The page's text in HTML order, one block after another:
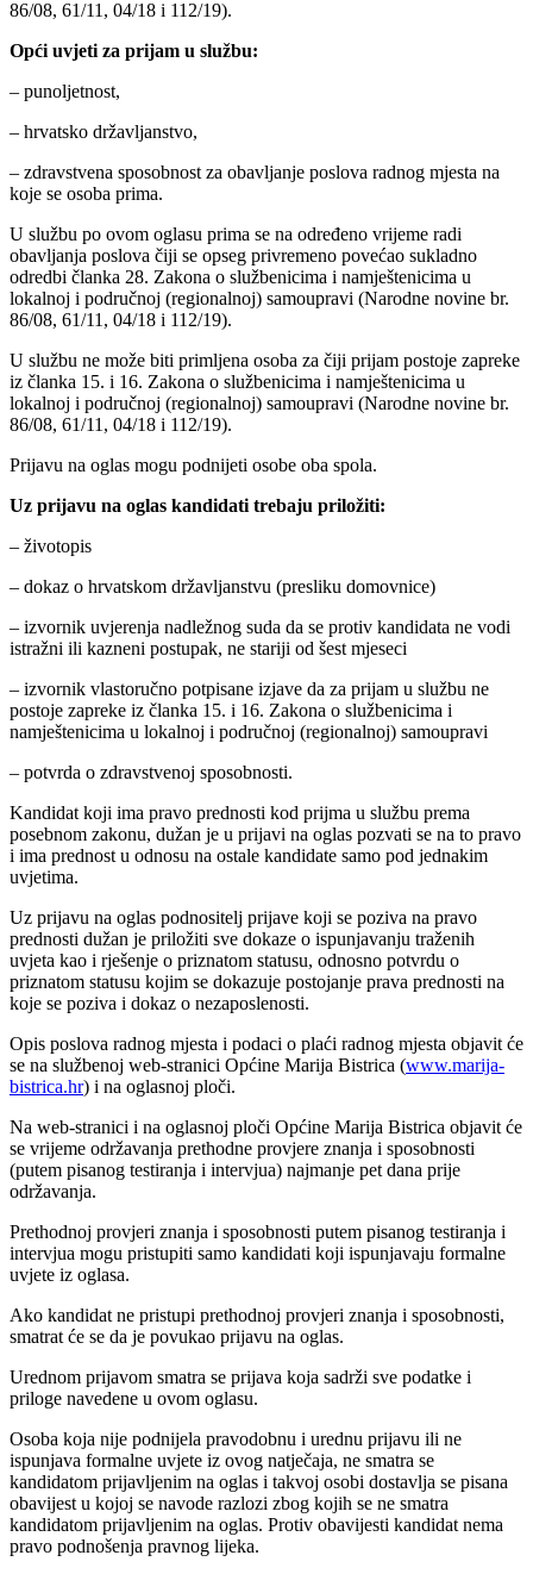
86/08, 61/11, 04/18 i 112/19).
Opći uvjeti za prijam u službu:
– punoljetnost,
– hrvatsko državljanstvo,
– zdravstvena sposobnost za obavljanje poslova radnog mjesta na
koje se osoba prima.
U službu po ovom oglasu prima se na određeno vrijeme radi
obavljanja poslova čiji se opseg privremeno povećao sukladno
odredbi članka 28. Zakona o službenicima i namještenicima u
lokalnoj i područnoj (regionalnoj) samoupravi (Narodne novine br.
86/08, 61/11, 04/18 i 112/19).
U službu ne može biti primljena osoba za čiji prijam postoje zapreke
iz članka 15. i 16. Zakona o službenicima i namještenicima u
lokalnoj i područnoj (regionalnoj) samoupravi (Narodne novine br.
86/08, 61/11, 04/18 i 112/19).
Prijavu na oglas mogu podnijeti osobe oba spola.
Uz prijavu na oglas kandidati trebaju priložiti:
– životopis
– dokaz o hrvatskom državljanstvu (presliku domovnice)
– izvornik uvjerenja nadležnog suda da se protiv kandidata ne vodi
istražni ili kazneni postupak, ne stariji od šest mjeseci
– izvornik vlastoručno potpisane izjave da za prijam u službu ne
postoje zapreke iz članka 15. i 16. Zakona o službenicima i
namještenicima u lokalnoj i područnoj (regionalnoj) samoupravi
– potvrda o zdravstvenoj sposobnosti.
Kandidat koji ima pravo prednosti kod prijma u službu prema
posebnom zakonu, dužan je u prijavi na oglas pozvati se na to pravo
i ima prednost u odnosu na ostale kandidate samo pod jednakim
uvjetima.
Uz prijavu na oglas podnositelj prijave koji se poziva na pravo
prednosti dužan je priložiti sve dokaze o ispunjavanju traženih
uvjeta kao i rješenje o priznatom statusu, odnosno potvrdu o
priznatom statusu kojim se dokazuje postojanje prava prednosti na
koje se poziva i dokaz o nezaposlenosti.
Opis poslova radnog mjesta i podaci o plaći radnog mjesta objavit će
se na službenoj web-stranici Općine Marija Bistrica (www.marija-
bistrica.hr) i na oglasnoj ploči.
Na web-stranici i na oglasnoj ploči Općine Marija Bistrica objavit će
se vrijeme održavanja prethodne provjere znanja i sposobnosti
(putem pisanog testiranja i intervjua) najmanje pet dana prije
održavanja.
Prethodnoj provjeri znanja i sposobnosti putem pisanog testiranja i
intervjua mogu pristupiti samo kandidati koji ispunjavaju formalne
uvjete iz oglasa.
Ako kandidat ne pristupi prethodnoj provjeri znanja i sposobnosti,
smatrat će se da je povukao prijavu na oglas.
Urednom prijavom smatra se prijava koja sadrži sve podatke i
priloge navedene u ovom oglasu.
Osoba koja nije podnijela pravodobnu i urednu prijavu ili ne
ispunjava formalne uvjete iz ovog natječaja, ne smatra se
kandidatom prijavljenim na oglas i takvoj osobi dostavlja se pisana
obavijest u kojoj se navode razlozi zbog kojih se ne smatra
kandidatom prijavljenim na oglas. Protiv obavijesti kandidat nema
pravo podnošenja pravnog lijeka.